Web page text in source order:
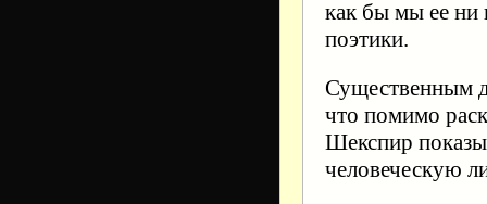
как бы мы ее ни
поэтики.
Существенным
что помимо
Шекспир
человеческую